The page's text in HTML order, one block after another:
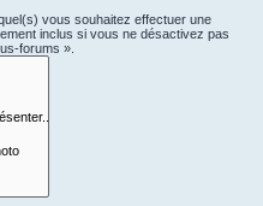
vous souhaitez effectuer une
inclus si vous ne désactivez pas
forums ».